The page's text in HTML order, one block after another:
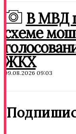
В МВД
схеме
ЖКХ
09.08.2026 09:03